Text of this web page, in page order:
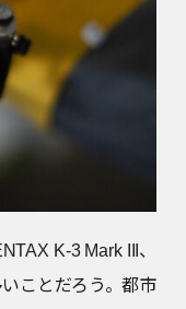
K-3 Mark III、
ことだろう。都市